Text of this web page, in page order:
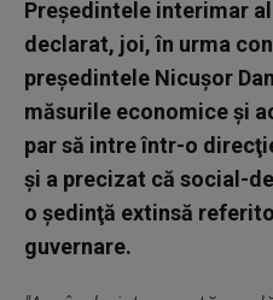
Preşedintele interimar
declarat, joi, în urma
preşedintele Nicuşor
măsurile economice şi
par să intre într-o
şi a precizat că social-
o şedinţă extinsă
guvernare.